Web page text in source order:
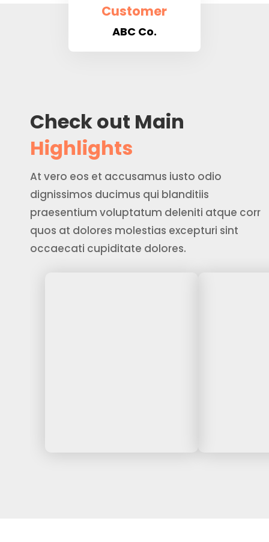
Customer
ABC Co.
Check out Main
Highlights
At vero eos et accusamus iusto odio
dignissimos ducimus qui blanditiis
praesentium voluptatum deleniti atque corr
quos at dolores molestias excepturi sint
occaecati cupiditate dolores.